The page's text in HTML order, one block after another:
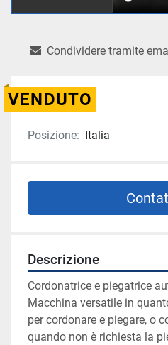
Condividere tramite
VENDUTO
Posizione: Italia
Descrizione
Cordonatrice e piegatrice
Macchina versatile in
per cordonare e piegare, o
quando non è richiesta la